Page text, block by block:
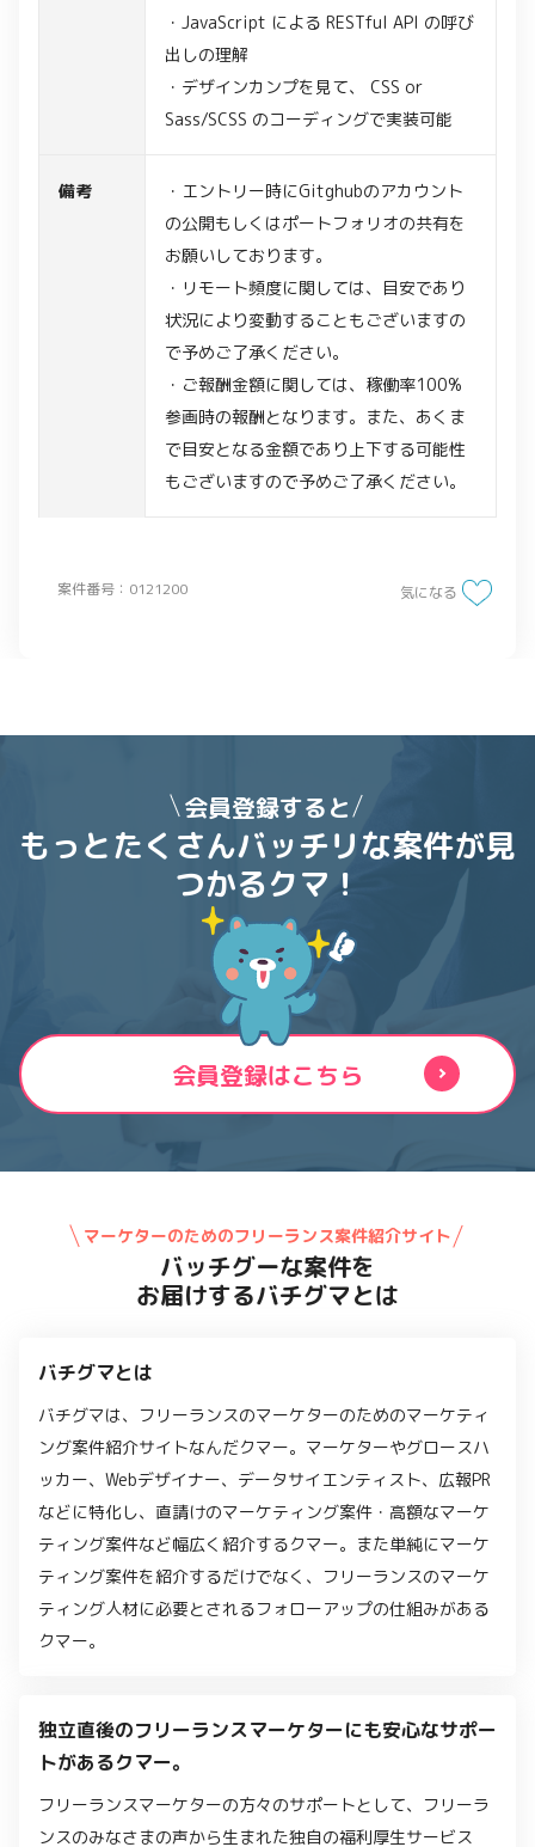
案件番号：0121200
・JavaScript による RESTful API の呼び
出しの理解
・デザインカンプを見て、 CSS or
Sass/SCSS のコーディングで実装可能
備考
・エントリー時にGitghubのアカウント
の公開もしくはポートフォリオの共有を
お願いしております。
・リモート頻度に関しては、目安であり
状況により変動することもございますの
で予めご了承ください。
・ご報酬金額に関しては、稼働率100%
参画時の報酬となります。また、あくま
で目安となる金額であり上下する可能性
もございますので予めご了承ください。
気になる
会員登録すると
もっとたくさんバッチリな案件が見
つかるクマ！
会員登録はこちら
マーケターのためのフリーランス案件紹介サイト
バッチグーな案件を
お届けするバチグマとは
バチグマとは
バチグマは、フリーランスのマーケターのためのマーケティ
ング案件紹介サイトなんだクマー。マーケターやグロースハ
ッカー、Webデザイナー、データサイエンティスト、広報PR
などに特化し、直請けのマーケティング案件・高額なマーケ
ティング案件など幅広く紹介するクマー。また単純にマーケ
ティング案件を紹介するだけでなく、フリーランスのマーケ
ティング人材に必要とされるフォローアップの仕組みがある
クマー。
独立直後のフリーランスマーケターにも安心なサポー
トがあるクマー。
フリーランスマーケターの方々のサポートとして、フリーラ
ンスのみなさまの声から生まれた独自の福利厚生サービス